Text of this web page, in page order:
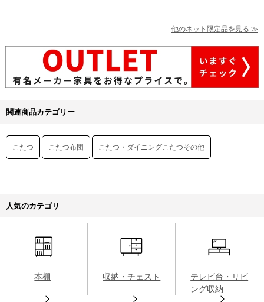
他のネット限定品を見る ≫
関連商品カテゴリー
こたつ こたつ布団 こたつ・ダイニングこたつその他
人気のカテゴリ
本棚 収納・チェスト
テレビ台・リビ
ング収納